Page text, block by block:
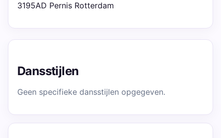
3195AD Pernis Rotterdam
Dansstijlen
Geen specifieke dansstijlen opgegeven.